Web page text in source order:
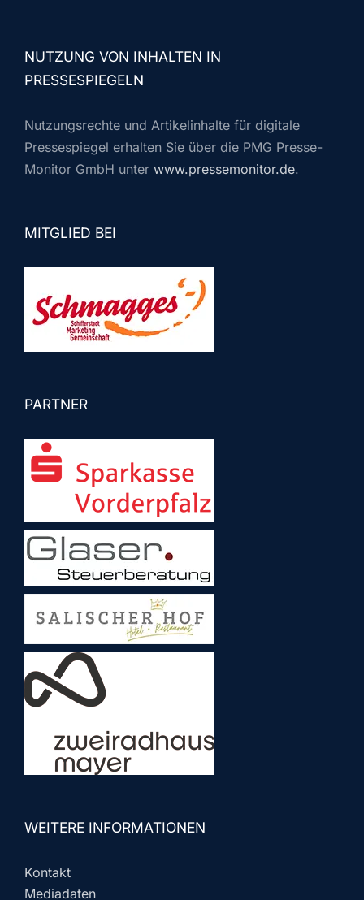
NUTZUNG VON INHALTEN IN
PRESSESPIEGELN
Nutzungsrechte und Artikelinhalte für digitale
Pressespiegel erhalten Sie über die PMG Presse-
Monitor GmbH unter www.pressemonitor.de.
MITGLIED BEI
PARTNER
WEITERE INFORMATIONEN
Kontakt
Mediadaten